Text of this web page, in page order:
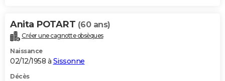
Anita POTART (60 ans)
Créer une cagnotte obsèques
Naissance
02/12/1958 à Sissonne
Décès